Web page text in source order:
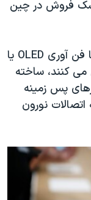
فروش در چین
فن آوری OLED یا
کنند، ساخته
پس زمینه
نورون